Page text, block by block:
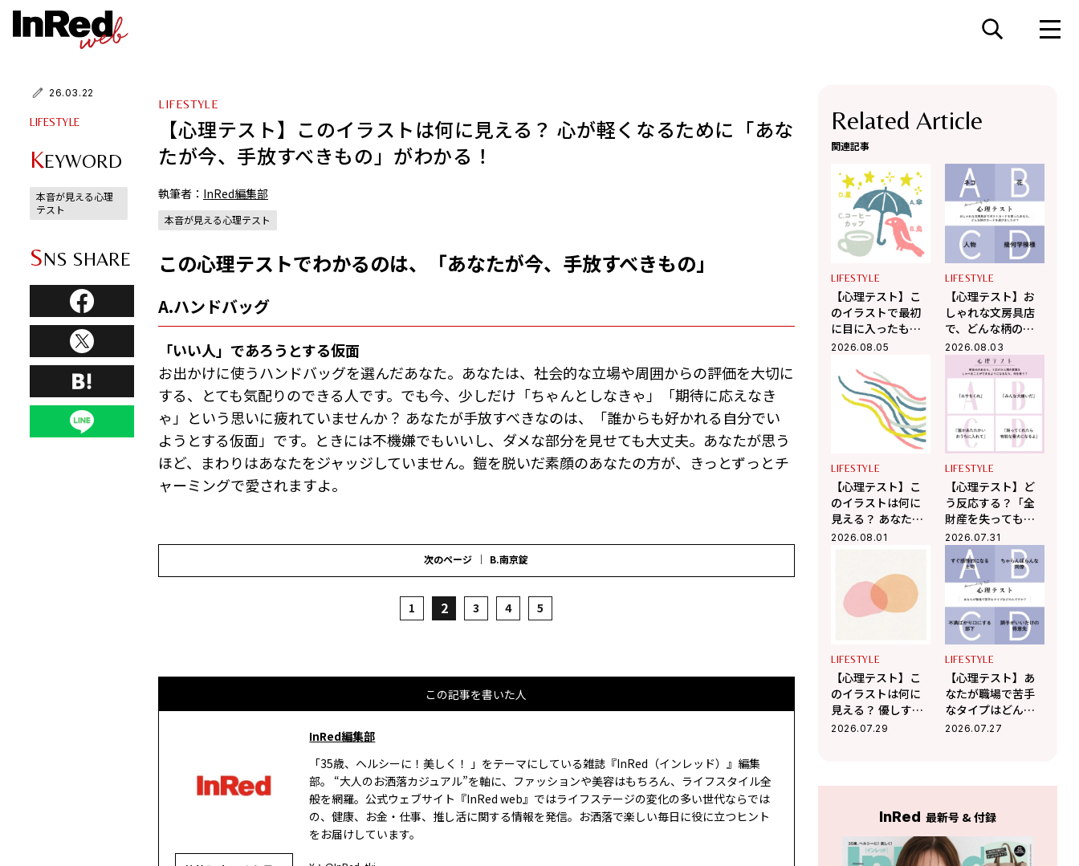
LIFESTYLE
【心理テスト】このイラストは何に見える？ 心が軽くなるために「あな
たが今、手放すべきもの」がわかる！
執筆者： InRed編集部
本音が見える心理テスト
この心理テストでわかるのは、「あなたが今、手放すべきもの」
A.ハンドバッグ
「いい人」であろうとする仮面
お出かけに使うハンドバッグを選んだあなた。あなたは、社会的な立場や周囲からの評価を大切に
する、とても気配りのできる人です。でも今、少しだけ「ちゃんとしなきゃ」「期待に応えなき
ゃ」という思いに疲れていませんか？ あなたが手放すべきなのは、「誰からも好かれる自分でい
ようとする仮面」です。ときには不機嫌でもいいし、ダメな部分を見せても大丈夫。あなたが思う
ほど、まわりはあなたをジャッジしていません。鎧を脱いだ素顔のあなたの方が、きっとずっとチ
ャーミングで愛されますよ。
次のページ B.南京錠
1 2 3 4 5
この記事を書いた人
InRed編集部
「35歳、ヘルシーに！美しく！ 」をテーマにしている雑誌『InRed（インレッド）』編集
部。 “大人のお洒落カジュアル”を軸に、ファッションや美容はもちろん、ライフスタイル全
般を網羅。公式ウェブサイト『InRed web』ではライフステージの変化の多い世代ならでは
の、健康、お金・仕事、推し活に関する情報を発信。お洒落で楽しい毎日に役に立つヒント
をお届けしています。
26.03.22
LIFESTYLE
KEYWORD
本音が見える心理
テスト
SNS SHARE
Related Article
関連記事
LIFESTYLE
【心理テスト】こ
のイラストで最初
に目に入ったもの
はどれ？ 「あなた
やすいところ」が
わかる！
2026.08.05
LIFESTYLE
【心理テスト】お
しゃれな文房具店
で、どんな柄のポ
ストカードを選び
ましたか？ 「あな
たが心の奥で大切
にしていること」
がわかる！
2026.08.03
LIFESTYLE
【心理テスト】こ
のイラストは何に
見える？ あなたが
無意識に放つ「ま
2026.08.01
LIFESTYLE
【心理テスト】ど
う反応する？「全
財産を失っても残
るモノ」がわか
る！
2026.07.31
LIFESTYLE
【心理テスト】こ
のイラストは何に
見える？ 優しすぎ
て疲れるあなたが
2026.07.29
LIFESTYLE
【心理テスト】あ
なたが職場で苦手
なタイプはどんな
人？ 「将来なるか
2026.07.27
InRed 最新号 & 付録